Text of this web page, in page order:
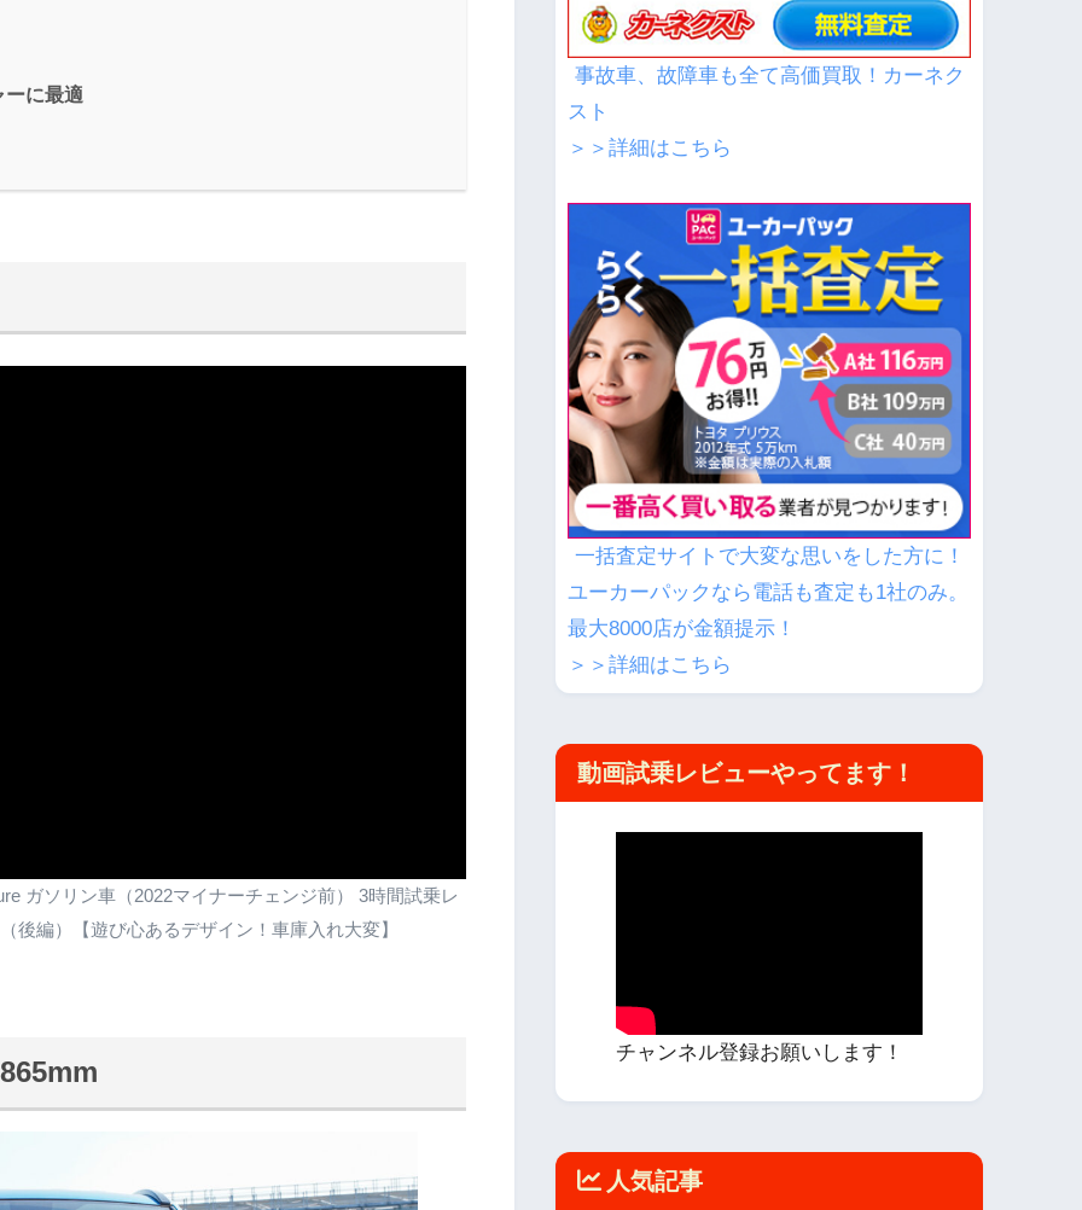
に最適
ガソリン車（2022マイナーチェンジ前） 3時間試乗レ
後編）【遊び心あるデザイン！車庫入れ大変】
事故車、故障車も全て高価買取！カーネク
スト
＞＞詳細はこちら
一括査定サイトで大変な思いをした方に！
ユーカーパックなら電話も査定も1社のみ。
最大8000店が金額提示！
＞＞詳細はこちら
動画試乗レビューやってます！
チャンネル登録お願いします！
人気記事